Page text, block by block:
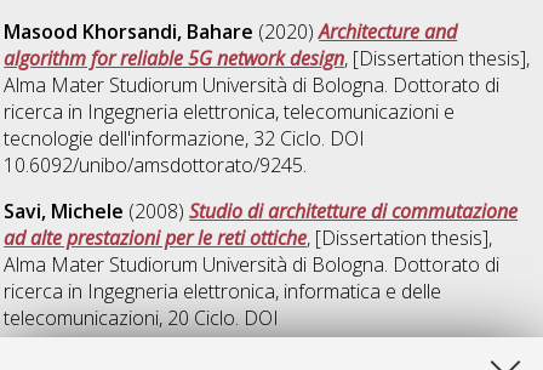
Masood Khorsandi, Bahare (2020)Architecture and
algorithm for reliable 5G network design, [Dissertation thesis],
Alma Mater Studiorum Università di Bologna. Dottorato di
ricerca in Ingegneria elettronica, telecomunicazioni e
tecnologie dell'informazione, 32 Ciclo. DOI
10.6092/unibo/amsdottorato/9245.
Savi, Michele (2008)Studio di architetture di commutazione
ad alte prestazioni per le reti ottiche, [Dissertation thesis],
Alma Mater Studiorum Università di Bologna. Dottorato di
ricerca in Ingegneria elettronica, informatica e delle
telecomunicazioni, 20 Ciclo. DOI
10.6092/unibo/amsdottorato/934.